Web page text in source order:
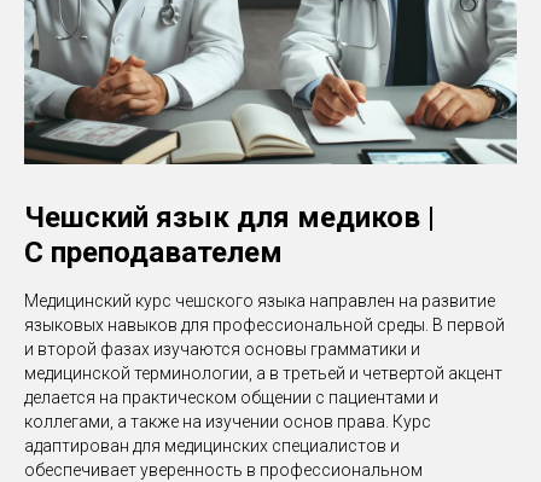
Чешский язык для медиков |
С преподавателем
Медицинский курс чешского языка направлен на развитие
языковых навыков для профессиональной среды. В первой
и второй фазах изучаются основы грамматики и
медицинской терминологии, а в третьей и четвертой акцент
делается на практическом общении с пациентами и
коллегами, а также на изучении основ права. Курс
адаптирован для медицинских специалистов и
обеспечивает уверенность в профессиональном